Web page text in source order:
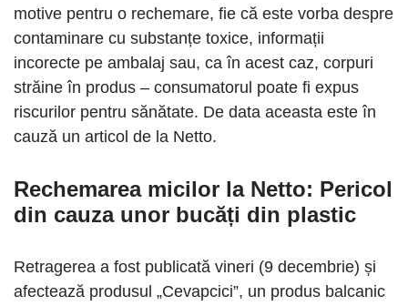
motive pentru o rechemare, fie că este vorba despre
contaminare cu substanțe toxice, informații
incorecte pe ambalaj sau, ca în acest caz, corpuri
străine în produs – consumatorul poate fi expus
riscurilor pentru sănătate. De data aceasta este în
cauză un articol de la Netto.
Rechemarea micilor la Netto: Pericol
din cauza unor bucăți din plastic
Retragerea a fost publicată vineri (9 decembrie) și
afectează produsul „Cevapcici”, un produs balcanic